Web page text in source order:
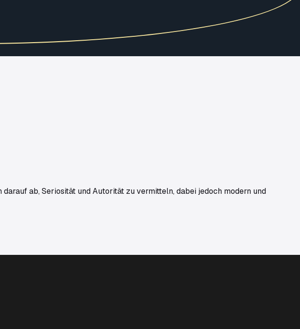
ab, Seriosität und Autorität zu vermitteln, dabei jedoch modern und